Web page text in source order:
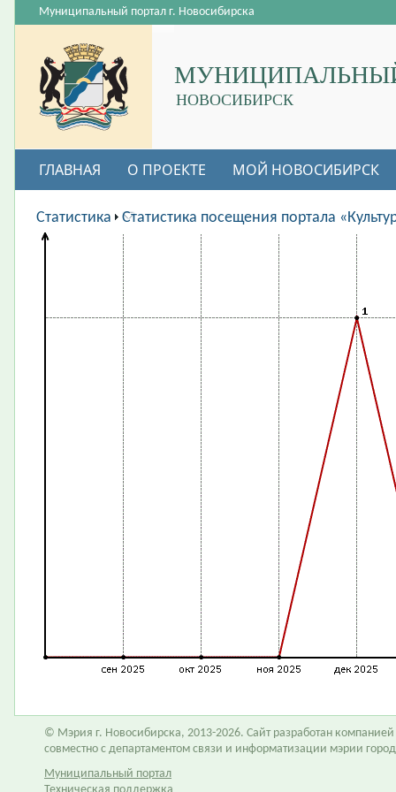
НОВОСИБИРСК
Муниципальный портал г. Новосибирска
ГЛАВНАЯ О ПРОЕКТЕ МОЙ НОВОСИБИРСК
ВАКАНСИИ
Статистика Статистика посещения портала
© Мэрия г. Новосибирска, 2013-2026. Сайт разработан компанией
совместно с департаментом связи и информатизации мэрии
Муниципальный портал